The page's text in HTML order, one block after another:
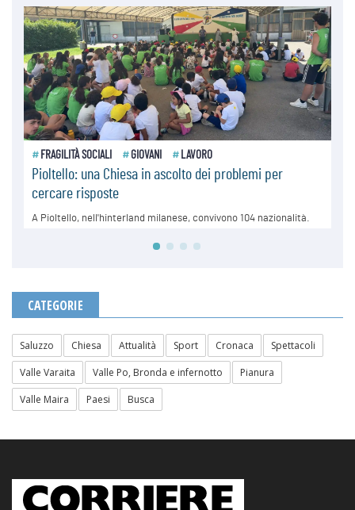
CATEGORIE
Saluzzo Chiesa Attualità Sport Cronaca
Spettacoli
Valle Varaita
Valle Po, Bronda e infernotto
Pianura
Valle Maira
Paesi Busca